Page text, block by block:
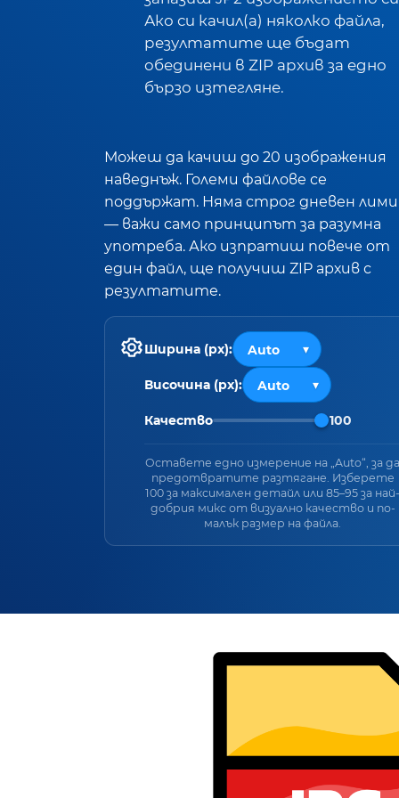
Ако си качил(а) няколко файла,
резултатите ще бъдат
обединени в ZIP архив за едно
бързо изтегляне.
Можеш да качиш до 20 изображения
наведнъж. Големи файлове се
поддържат. Няма строг дневен
— важи само принципът за разумна
употреба. Ако изпратиш повече от
един файл, ще получиш ZIP архив с
резултатите.
Ширина (px):
Височина (px):
Качество 100
Оставете едно измерение на „Auto“, за да
предотвратите разтягане. Изберете
100 за максимален детайл или 85–95 за най-
добрия микс от визуално качество и по-
малък размер на файла.